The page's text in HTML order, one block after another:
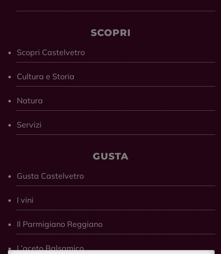
SCOPRI
Scopri Castelvetro
Cultura e Storia
Natura
Servizi
GUSTA
Gusta Castelvetro
I vini
Il Parmigiano Reggiano
L’aceto Balsamico